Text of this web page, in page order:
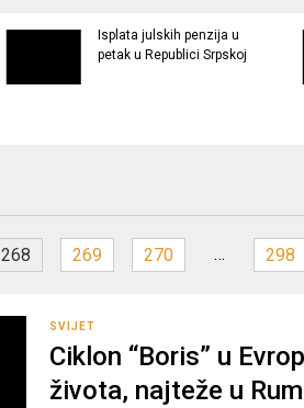
Isplata julskih penzija u
petak u Republici Srpskoj
268 269 270 … 298
SVIJET
Ciklon “Boris” u
života, najteže u